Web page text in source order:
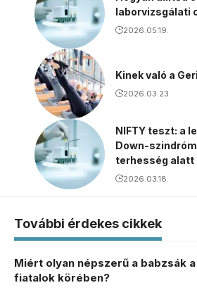
laborvizsgálati
2026.05.19.
Kinek való a
2026.03.23.
NIFTY teszt: a
Down-
terhesség alatt
2026.03.18.
További érdekes cikkek
Miért olyan népszerű a babzsák a
fiatalok körében?